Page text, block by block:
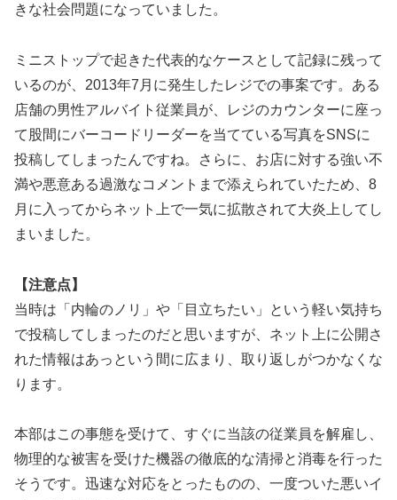
きな社会問題になっていました。
ミニストップで起きた代表的なケースとして記録に残って
いるのが、2013年7月に発生したレジでの事案です。ある
店舗の男性アルバイト従業員が、レジのカウンターに座っ
て股間にバーコードリーダーを当てている写真をSNSに
投稿してしまったんですね。さらに、お店に対する強い不
満や悪意ある過激なコメントまで添えられていたため、8
月に入ってからネット上で一気に拡散されて大炎上してし
まいました。
【注意点】
当時は「内輪のノリ」や「目立ちたい」という軽い気持ち
で投稿してしまったのだと思いますが、ネット上に公開さ
れた情報はあっという間に広まり、取り返しがつかなくな
ります。
本部はこの事態を受けて、すぐに当該の従業員を解雇し、
物理的な被害を受けた機器の徹底的な清掃と消毒を行った
そうです。迅速な対応をとったものの、一度ついた悪いイ